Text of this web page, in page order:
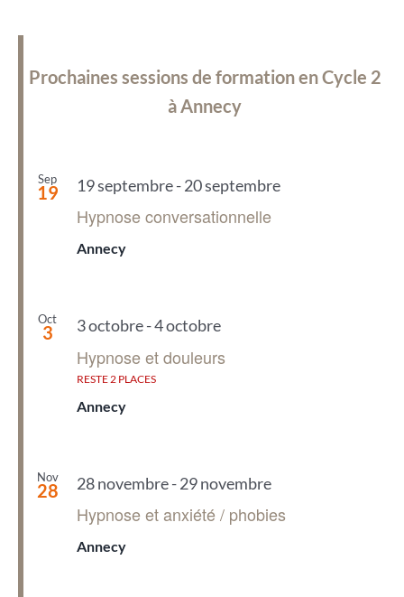
Prochaines sessions de formation en Cycle 2
à Annecy
Sep
19 19 septembre-20 septembre
Hypnose conversationnelle
Annecy
Oct
3 3 octobre-4 octobre
Hypnose et douleurs
RESTE 2 PLACES
Annecy
Nov
28 28 novembre-29 novembre
Hypnose et anxiété / phobies
Annecy